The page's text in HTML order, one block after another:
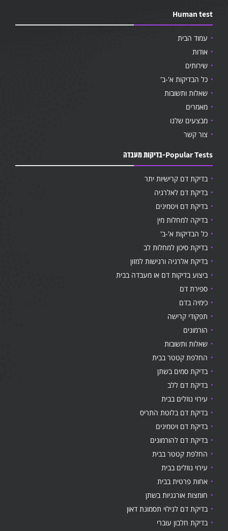
Human test
עמוד הבית
אודות
שירותים
כל הבדיקות א'-ב'
שאלות ותשובות
מאמרים
מבצעים שלנו
צור קשר
Popular Tests-בדיקות מעבדה
בדיקת דם קרישיות יתר
בדיקת דם לאלרגיה
בדיקת דם ויטמינים
בדיקה למחלות מין
כל הבדיקות א'-ב'
בדיקת סיכון למחלות לב
בדיקת אלרגיה ורגישות למזון
ביצוע בדיקות דם או מעבדה בבית
ספירת דם
כימיה בדם
תפקודי קרישה
הורמונים
שאלות ותשובות
החלפת קטטר בבית
בדיקת סמים בשתן
בדיקת דם ללב
עירוי נוזלים בבית
בדיקת דם בלוטת התריס
בדיקת דם ויטמינים
בדיקת דם להורמונים
החלפת קטטר בבית
עירוי נוזלים בבית
אחות פרטית בבית
חומצות אורגניות בשתן
בדיקת דם לגילוי תסמונת דאון
בדיקת חלבון עוברי